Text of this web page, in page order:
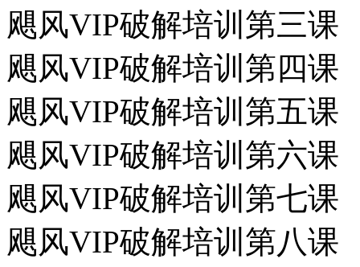
飓风VIP破解培训第三课
飓风VIP破解培训第四课
飓风VIP破解培训第五课
飓风VIP破解培训第六课
飓风VIP破解培训第七课
飓风VIP破解培训第八课